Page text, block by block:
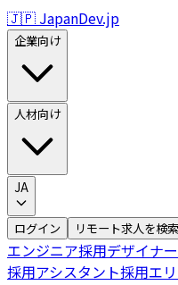
🇯🇵 JapanDev.jp
企業向け
人材向け
JA
ログイン リモート求人を検索
エンジニア採用デザイナ
採用アシスタント採用エ